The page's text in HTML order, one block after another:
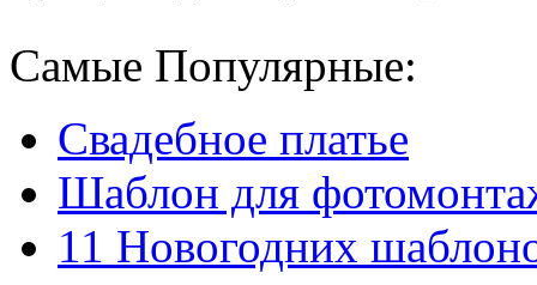
Самые Популярные:
Свадебное платье
Шаблон для
11 Новогодних